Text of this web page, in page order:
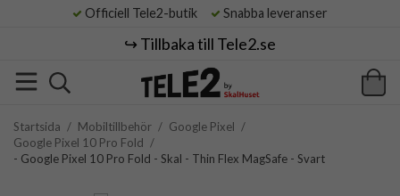
Officiell Tele2-butik Snabba leveranser
↪️ Tillbaka till Tele2.se
Startsida / Mobiltillbehör / Google Pixel /
Google Pixel 10 Pro Fold /
- Google Pixel 10 Pro Fold - Skal - Thin Flex MagSafe - Svart